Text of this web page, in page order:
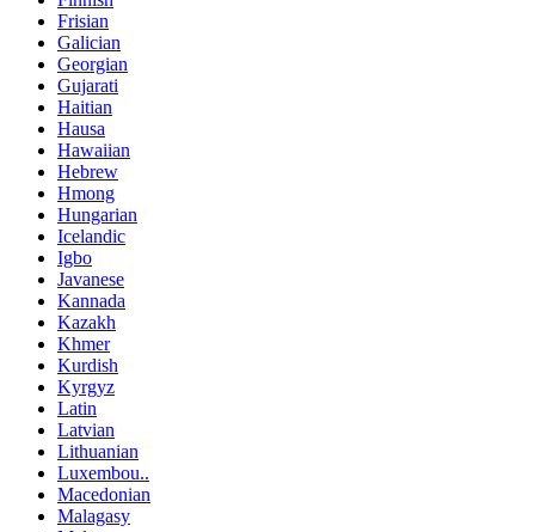
Frisian
Galician
Georgian
Gujarati
Haitian
Hausa
Hawaiian
Hebrew
Hmong
Hungarian
Icelandic
Igbo
Javanese
Kannada
Kazakh
Khmer
Kurdish
Kyrgyz
Latin
Latvian
Lithuanian
Luxembou..
Macedonian
Malagasy